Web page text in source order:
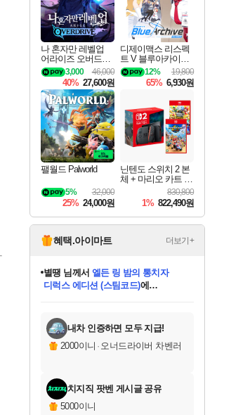
나 혼자만 레벨업
어라이즈 오버드라
이브 Solo Leveling A
rise
46,000
3,000
40% 27,600원
디제이맥스 리스펙
트 V 블루아카이브
팩 DJMAX RESPE
CT V Blue Archive P
ack DLC
19,800
12%
65% 6,930원
팰월드 Palworld
32,000
5%
25% 24,000원
닌텐도 스위치 2 본
체 + 마리오 카트 월
드 + 슈퍼 마리오 파
티 잼버리 닌텐도
스위치 2 에디션 +
잼버리 TV 번들
830,800
1% 822,490원
혜택.아이마트 더보기+
교환.
디럭스 에디션 (스팀코드) 에
당첨되셨습니다.
니코님께서(본편포함) 데이브 더
당첨되셨습니다.
당첨되셨습니다.
당첨되셨습니다.
당첨되셨습니다.
당첨되셨습니다.
당첨되셨습니다.
에디션 (스팀코드)를 교환.
당첨되셨습니다.
내차 인증하면 모두 지급!
2000이니 · 오너드라이버 차벤러
치지직 팟벤 게시글 공유
5000이니